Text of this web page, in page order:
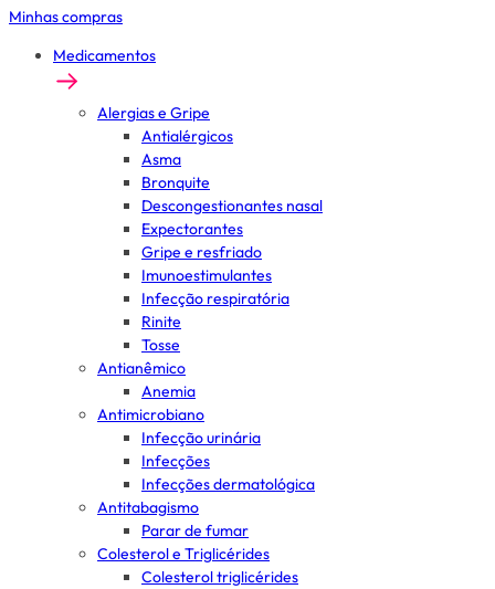
Minhas compras
Medicamentos
Alergias e Gripe
Antialérgicos
Asma
Bronquite
Descongestionantes nasal
Expectorantes
Gripe e resfriado
Imunoestimulantes
Infecção respiratória
Rinite
Tosse
Antianêmico
Anemia
Antimicrobiano
Infecção urinária
Infecções
Infecções dermatológica
Antitabagismo
Parar de fumar
Colesterol e Triglicérides
Colesterol triglicérides